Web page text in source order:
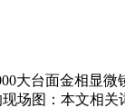
台面金相显
场图：本文相